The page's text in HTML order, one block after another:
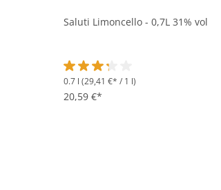
Saluti Limoncello - 0,7L 31% vol
Durchschnittliche Bewertung von
0.7 l (29,41 €* / 1 l)
20,59 €*